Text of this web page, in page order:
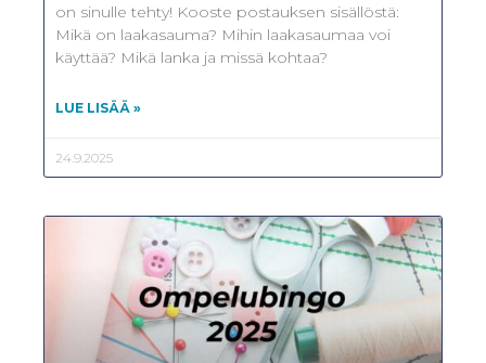
on sinulle tehty! Kooste postauksen sisällöstä:
Mikä on laakasauma? Mihin laakasaumaa voi
käyttää? Mikä lanka ja missä kohtaa?
LUE LISÄÄ »
24.9.2025